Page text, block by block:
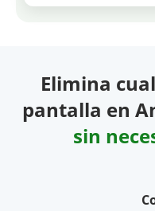
Elimina
pantalla en
sin